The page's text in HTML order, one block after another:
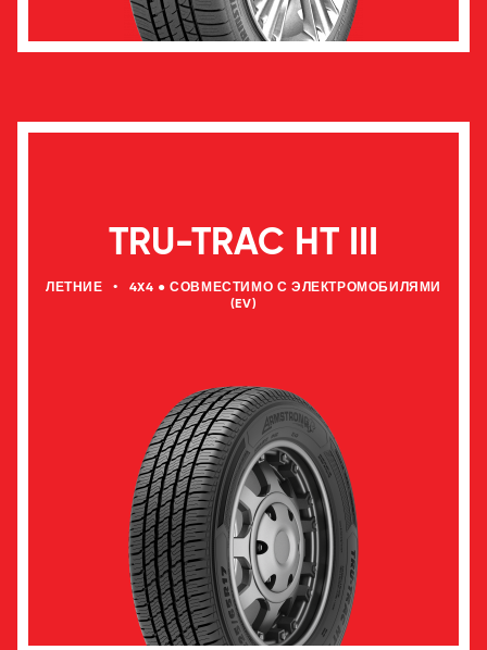
TRU-TRAC HT III
ЛЕТНИЕ •
4X4 ● СОВМЕСТИМО С ЭЛЕКТРОМОБИЛЯМИ
(EV)